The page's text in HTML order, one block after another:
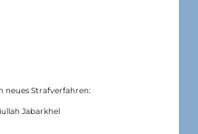
neues Strafverfahren:
Jabarkhel